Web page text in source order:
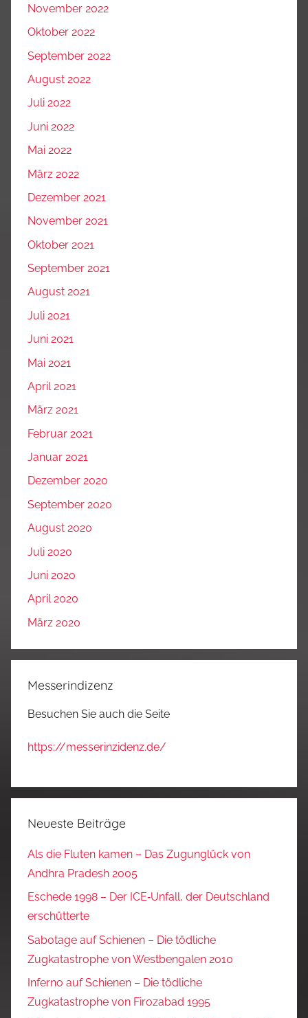
November 2022
Oktober 2022
September 2022
August 2022
Juli 2022
Juni 2022
Mai 2022
März 2022
Dezember 2021
November 2021
Oktober 2021
September 2021
August 2021
Juli 2021
Juni 2021
Mai 2021
April 2021
März 2021
Februar 2021
Januar 2021
Dezember 2020
September 2020
August 2020
Juli 2020
Juni 2020
April 2020
März 2020
Messerindizenz
Besuchen Sie auch die Seite
https://messerinzidenz.de/
Neueste Beiträge
Als die Fluten kamen – Das Zugunglück von
Andhra Pradesh 2005
Eschede 1998 – Der ICE‑Unfall, der Deutschland
erschütterte
Sabotage auf Schienen – Die tödliche
Zugkatastrophe von Westbengalen 2010
Inferno auf Schienen – Die tödliche
Zugkatastrophe von Firozabad 1995